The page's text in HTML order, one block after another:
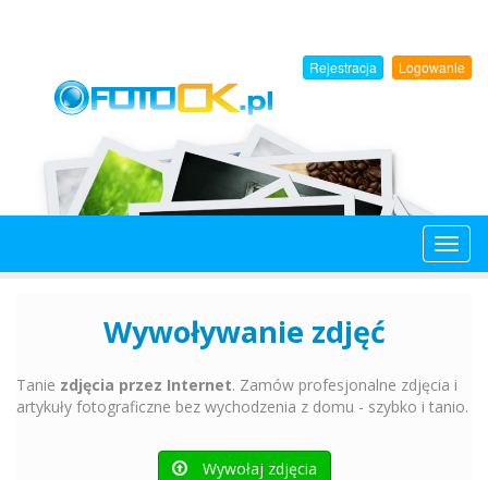
Rejestracja Logowanie
Wywoływanie zdjęć
Tanie zdjęcia przez Internet. Zamów profesjonalne zdjęcia i
artykuły fotograficzne bez wychodzenia z domu - szybko i tanio.
Wywołaj zdjęcia